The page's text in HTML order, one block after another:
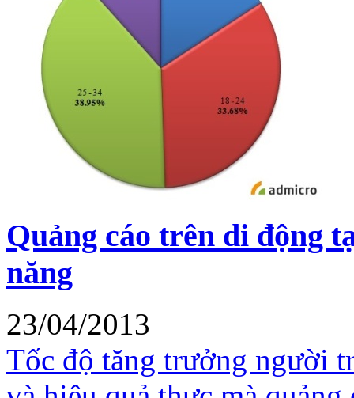
Quảng cáo trên di động
năng
23/04/2013
Tốc độ tăng trưởng người